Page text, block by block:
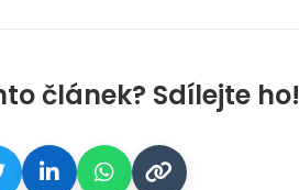
článek? Sdílejte ho!